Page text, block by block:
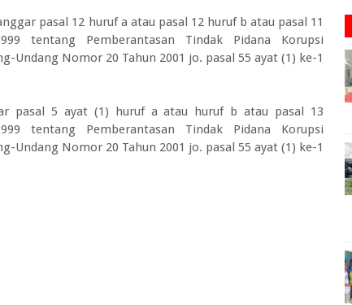
pasal 12 huruf a atau pasal 12 huruf b atau pasal 11
tentang Pemberantasan Tindak Pidana Korupsi
Undang Nomor 20 Tahun 2001 jo. pasal 55 ayat (1) ke-1
pasal 5 ayat (1) huruf a atau huruf b atau pasal 13
tentang Pemberantasan Tindak Pidana Korupsi
Undang Nomor 20 Tahun 2001 jo. pasal 55 ayat (1) ke-1